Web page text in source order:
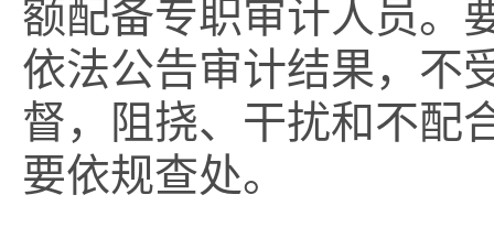
额配备专职审计人员。
依法公告审计结果，不
督，阻挠、干扰和不配
要依规查处。